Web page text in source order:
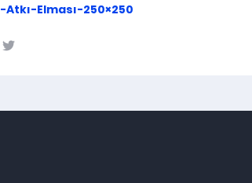
Atkı-Elması-250×250